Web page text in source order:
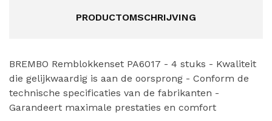
PRODUCTOMSCHRIJVING
BREMBO Remblokkenset PA6017 - 4 stuks - Kwaliteit
die gelijkwaardig is aan de oorsprong - Conform de
technische specificaties van de fabrikanten -
Garandeert maximale prestaties en comfort